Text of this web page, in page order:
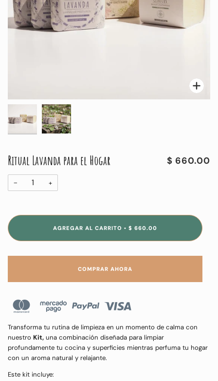
$ 660.00
Ritual Lavanda para el Hogar
− +
AGREGAR AL CARRITO • $ 660.00
COMPRAR AHORA
Transforma tu rutina de limpieza en un momento de calma con
nuestro Kit, una combinación diseñada para limpiar
profundamente tu cocina y superficies mientras perfuma tu hogar
con un aroma natural y relajante.
Este kit incluye: